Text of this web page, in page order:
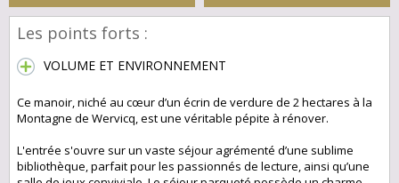
Les points forts :
VOLUME ET ENVIRONNEMENT
Ce manoir, niché au cœur d’un écrin de verdure de 2 hectares à la
Montagne de Wervicq, est une véritable pépite à rénover.
L'entrée s'ouvre sur un vaste séjour agrémenté d’une sublime
bibliothèque, parfait pour les passionnés de lecture, ainsi qu’une